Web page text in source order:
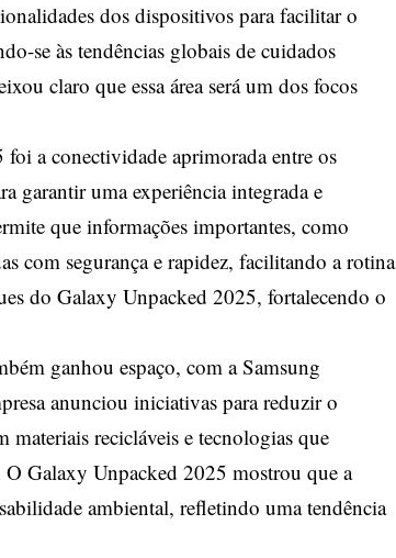
dos dispositivos para facilitar o
se às tendências globais de cuidados
claro que essa área será um dos focos
a conectividade aprimorada entre os
garantir uma experiência integrada e
que informações importantes, como
com segurança e rapidez, facilitando a rotina
do Galaxy Unpacked 2025, fortalecendo o
ganhou espaço, com a Samsung
anunciou iniciativas para reduzir o
recicláveis e tecnologias que
Galaxy Unpacked 2025 mostrou que a
ambiental, refletindo uma tendência